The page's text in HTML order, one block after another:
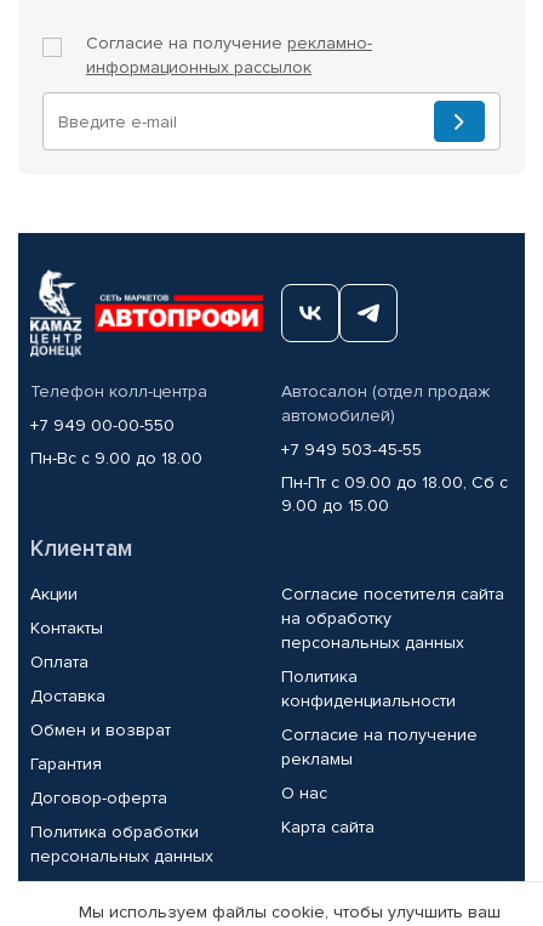
Согласие на получение рекламно-
информационных рассылок
Телефон колл-центра
+7 949 00-00-550
Пн-Вс с 9.00 до 18.00
Автосалон (отдел продаж
автомобилей)
+7 949 503-45-55
Пн-Пт с 09.00 до 18.00, Сб с
9.00 до 15.00
Клиентам
Акции
Контакты
Оплата
Доставка
Обмен и возврат
Гарантия
Договор-оферта
Политика обработки
персональных данных
Согласие посетителя сайта
на обработку
персональных данных
Политика
конфиденциальности
Согласие на получение
рекламы
О нас
Карта сайта
Партнерам
Мы используем файлы cookie, чтобы улучшить ваш